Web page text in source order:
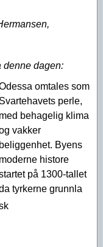
denne dagen:
omtales som
Svartehavets perle,
med behagelig klima
vakker
beliggenhet. Byens
moderne histore
på 1300-tallet
tyrkerne grunnla